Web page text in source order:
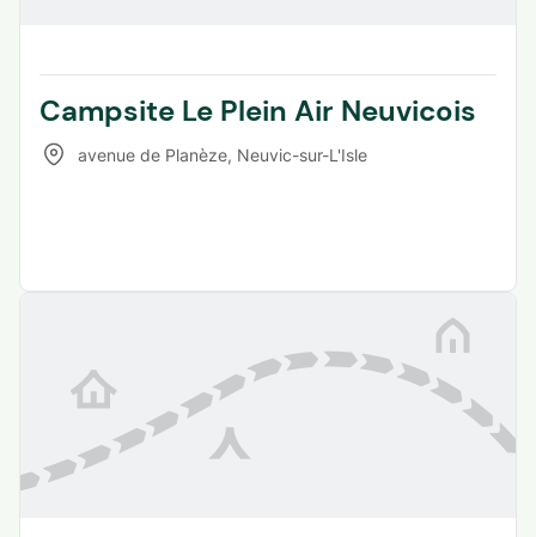
Campsite Le Plein Air Neuvicois
avenue de Planèze, Neuvic-sur-L'Isle